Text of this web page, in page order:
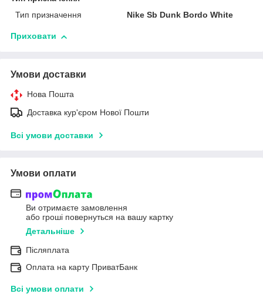
Тип призначення
Nike Sb Dunk Bordo White
Приховати
Умови доставки
Нова Пошта
Доставка кур'єром Нової Пошти
Всі умови доставки
Умови оплати
Ви отримаєте замовлення
або гроші повернуться на вашу картку
Детальніше
Післяплата
Оплата на карту ПриватБанк
Всі умови оплати